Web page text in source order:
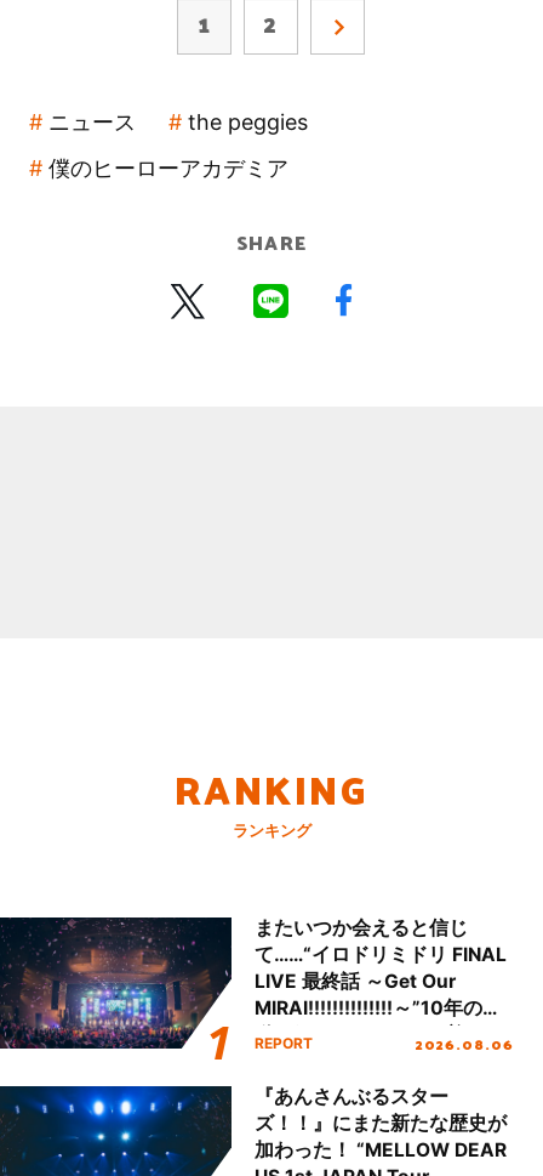
1 2
ニュース
the peggies
僕のヒーローアカデミア
SHARE
RANKING
ランキング
またいつか会えると信じ
て……“イロドリミドリ FINAL
LIVE 最終話 ～Get Our
MIRAI!!!!!!!!!!!!!!～”10年の活
動を経てファイナルを迎える
REPORT 2026.08.06
『あんさんぶるスター
ズ！！』にまた新たな歴史が
加わった！ “MELLOW DEAR